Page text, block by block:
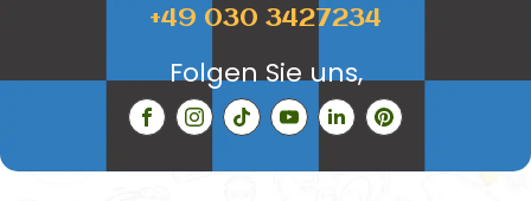
+49 030 3427234
Folgen Sie uns,